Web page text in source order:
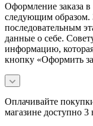
Оформление заказа
следующим образом.
последовательным
данные о себе.
информацию,
кнопку «Оформить
Оплачивайте
магазине доступно 3